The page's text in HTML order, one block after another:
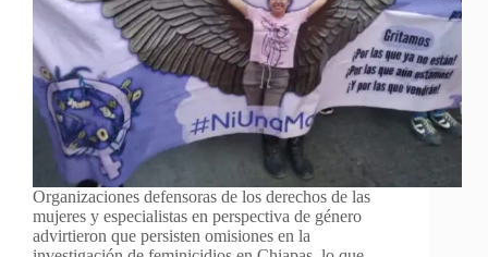
Organizaciones defensoras de los derechos de las
mujeres y especialistas en perspectiva de género
advirtieron que persisten omisiones en la